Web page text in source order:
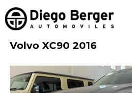
Volvo XC90 2016